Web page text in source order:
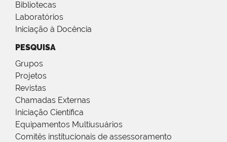
Bibliotecas
Laboratórios
Iniciação à Docência
PESQUISA
Grupos
Projetos
Revistas
Chamadas Externas
Iniciação Científica
Equipamentos Multiusuários
Comitês institucionais de assessoramento